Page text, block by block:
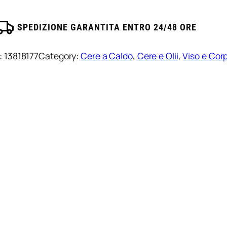
SPEDIZIONE GARANTITA ENTRO 24/48 ORE
13818177Category:Cere a Caldo, Cere e Olii, Viso e